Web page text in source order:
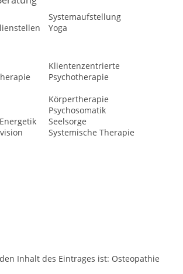
Systemaufstellung
Yoga
Klientenzentrierte
Psychotherapie
Körpertherapie
Psychosomatik
Seelsorge
Systemische Therapie
Inhalt des Eintrages ist: Osteopathie